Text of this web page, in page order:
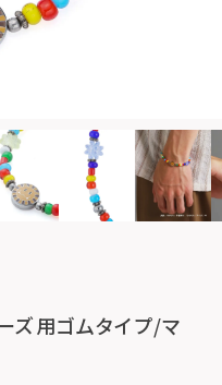
ズ用ゴムタイプ/マ